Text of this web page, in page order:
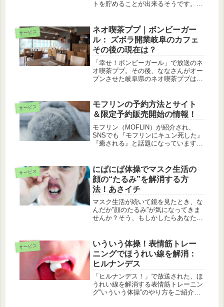
トを貯めることが出来るそうです。ポ
けでポイントが貯まっていきます。例
えば 散歩やウオーキングといった歩
く...
サービス
ネオ喫茶ププ｜ボンビーガー
ル： ズボラ開業岐阜のカフェ
その後の現在は？
「幸せ！ボンビーガール」で放送のネ
オ喫茶ププ。その後、ななさんがオー
プンさせた岐阜県のネオ喫茶ププは、
サービス
モフリンの予約方法とサイト
＆限定予約販売開始の情報！
モフリン（MOFLIN）が紹介され、
SNSでも『モフリンにキュン死した』
『癒される』と話題になっていますね
そこで、モフリンの予約方法とサイト
を、紹介します。
サービス
にぱにぱ体操でマスク生活の
顔の“たるみ”を解消する方
法！あさイチ
マスク生活が続いて鏡を見たとき、な
んだか”顔のたるみ”が気になってきま
せんか？そう、もしかしたらあなた
た、顔の“たるみ”を解消する、超簡単
エクササイズ”にぱにぱ”体操のやり方
をご紹介します。
サービス
いういう体操！表情筋トレー
ニングでほうれい線を解消：
ヒルナンデス
「ヒルナンデス！」で放送された、ほ
うれい線を解消する表情筋トレーニン
グ”いういう体操”のやり方をご紹介し